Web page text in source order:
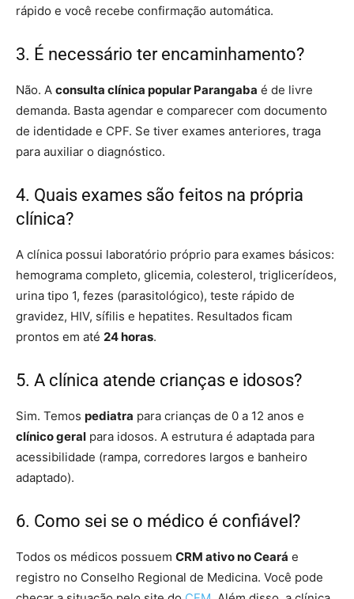
rápido e você recebe confirmação automática.
3. É necessário ter encaminhamento?
Não. A consulta clínica popular Parangaba é de livre
demanda. Basta agendar e comparecer com documento
de identidade e CPF. Se tiver exames anteriores, traga
para auxiliar o diagnóstico.
4. Quais exames são feitos na própria
clínica?
A clínica possui laboratório próprio para exames básicos:
hemograma completo, glicemia, colesterol, triglicerídeos,
urina tipo 1, fezes (parasitológico), teste rápido de
gravidez, HIV, sífilis e hepatites. Resultados ficam
prontos em até 24 horas.
5. A clínica atende crianças e idosos?
Sim. Temos pediatra para crianças de 0 a 12 anos e
clínico geral para idosos. A estrutura é adaptada para
acessibilidade (rampa, corredores largos e banheiro
adaptado).
6. Como sei se o médico é confiável?
Todos os médicos possuem CRM ativo no Ceará e
registro no Conselho Regional de Medicina. Você pode